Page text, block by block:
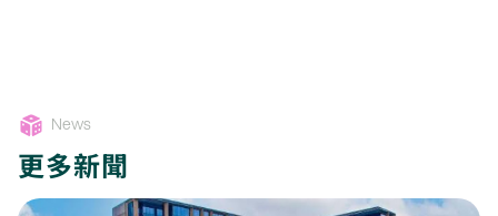
News
更多新聞